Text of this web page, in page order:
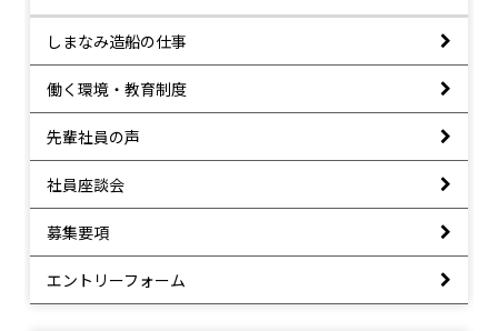
しまなみ造船の仕事
働く環境・教育制度
先輩社員の声
社員座談会
募集要項
エントリーフォーム